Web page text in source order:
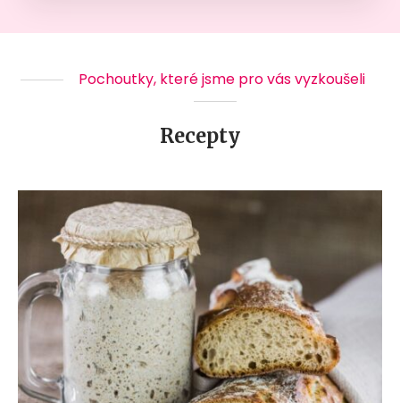
Pochoutky, které jsme pro vás vyzkoušeli
Recepty